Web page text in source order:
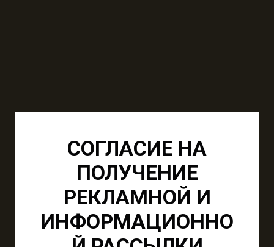
СОГЛАСИЕ НА
ПОЛУЧЕНИЕ
РЕКЛАМНОЙ И
ИНФОРМАЦИОННО